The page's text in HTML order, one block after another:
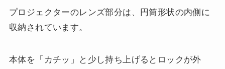
プロジェクターのレンズ部分は、円筒形状の内側に
収納されています。
本体を「カチッ」と少し持ち上げるとロックが外